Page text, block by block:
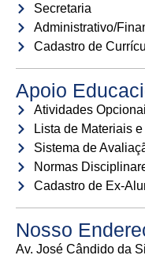
Secretaria
Administrativo/
Cadastro de
Apoio
Atividades
Lista de Materiais
Sistema de
Normas
Cadastro de Ex-
Nosso
Av. José Cândido da